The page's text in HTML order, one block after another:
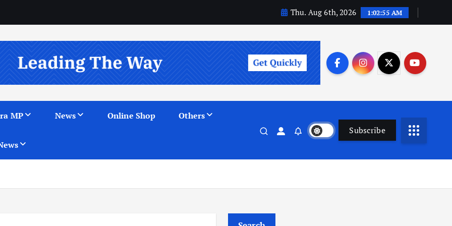
Thu. Aug 6th, 2026 1:02:56 AM
MP News Online Shop Others
Subscribe